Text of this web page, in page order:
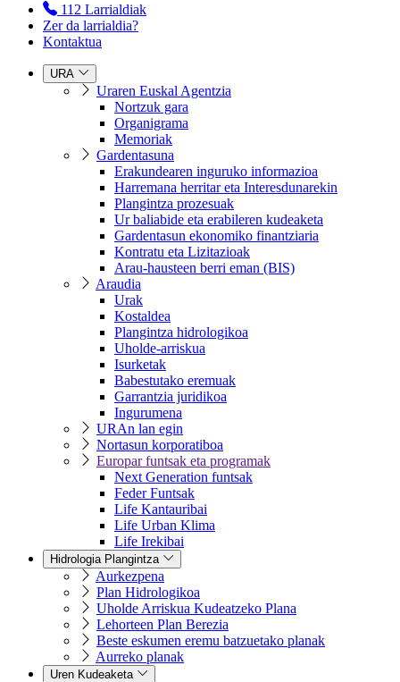
112 Larrialdiak
Zer da larrialdia?
Kontaktua
URA
Uraren Euskal Agentzia
Nortzuk gara
Organigrama
Memoriak
Gardentasuna
Erakundearen inguruko informazioa
Harremana herritar eta Interesdunarekin
Plangintza prozesuak
Ur baliabide eta erabileren kudeaketa
Gardentasun ekonomiko finantziaria
Kontratu eta Lizitazioak
Arau-hausteen berri eman (BIS)
Araudia
Urak
Kostaldea
Plangintza hidrologikoa
Uholde-arriskua
Isurketak
Babestutako eremuak
Garrantzia juridikoa
Ingurumena
URAn lan egin
Nortasun korporatiboa
Europar funtsak eta programak
Next Generation funtsak
Feder Funtsak
Life Kantauribai
Life Urban Klima
Life Irekibai
Hidrologia Plangintza
Aurkezpena
Plan Hidrologikoa
Uholde Arriskua Kudeatzeko Plana
Lehorteen Plan Berezia
Beste eskumen eremu batzuetako planak
Aurreko planak
Uren Kudeaketa